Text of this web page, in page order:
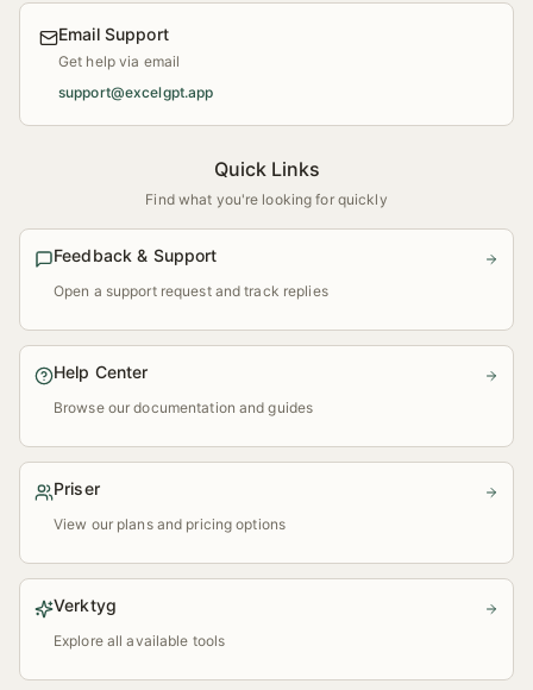
Email Support
Get help via email
support@excelgpt.app
Quick Links
Find what you're looking for quickly
Feedback & Support
Open a support request and track replies
Help Center
Browse our documentation and guides
Priser
View our plans and pricing options
Verktyg
Explore all available tools